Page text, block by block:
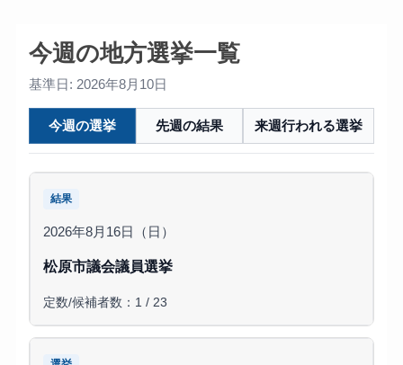
今週の地方選挙一覧
基準日: 2026年8月10日
今週の選挙 先週の結果 来週行われる選挙
結果
2026年8月16日（日）
松原市議会議員選挙
定数/候補者数：1 / 23